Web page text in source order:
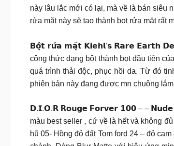
này lâu lắc mới có lại, mà về là bán siêu
rửa mặt này sẽ tạo thành bọt rửa mặt rất
𝗕𝗼̣̂𝘁 𝗿𝘂̛̉𝗮 𝗺𝗮̣̆𝘁 𝗞𝗶𝗲𝗵𝗹’𝘀 𝗥𝗮𝗿𝗲 𝗘𝗮𝗿𝘁𝗵
công thức dạng bột thành bọt đầu tiên
quá trình thải độc, phục hồi da. Từ đó
phiên bản này đang được mn chuộng
𝗗.𝗜.𝗢.𝗥 𝗥𝗼𝘂𝗴𝗲 𝗙𝗼𝗿𝘃𝗲𝗿 𝟭𝟬𝟬 – – 𝗡𝘂𝗱𝗲
màu best seller , cứ về là hết và không
hũ 05- Hồng đỏ đất Tom ford 24 – đỏ